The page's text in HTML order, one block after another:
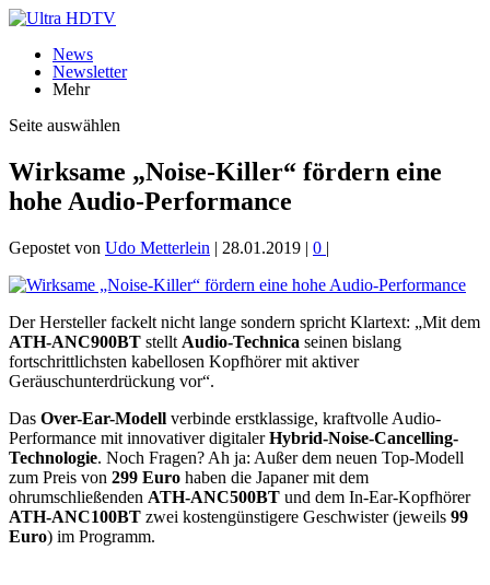
News
Newsletter
Mehr
Seite auswählen
Wirksame „Noise-Killer“ fördern eine
hohe Audio-Performance
Gepostet von Udo Metterlein | 28.01.2019 | 0 |
Der Hersteller fackelt nicht lange sondern spricht Klartext: „Mit dem
ATH-ANC900BT stellt Audio-Technica seinen bislang
fortschrittlichsten kabellosen Kopfhörer mit aktiver
Geräuschunterdrückung vor“.
Das Over-Ear-Modell verbinde erstklassige, kraftvolle Audio-
Performance mit innovativer digitalerHybrid-Noise-Cancelling-
Technologie. Noch Fragen? Ah ja: Außer dem neuen Top-Modell
zum Preis von 299 Euro haben die Japaner mit dem
ohrumschließenden ATH-ANC500BT und dem In-Ear-Kopfhörer
ATH-ANC100BT zwei kostengünstigere Geschwister (jeweils 99
Euro) im Programm.